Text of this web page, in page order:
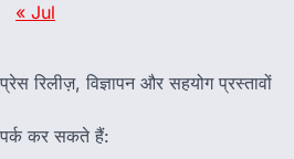
« Jul
रिलीज़, विज्ञापन और सहयोग प्रस्तावों
कर सकते हैं: